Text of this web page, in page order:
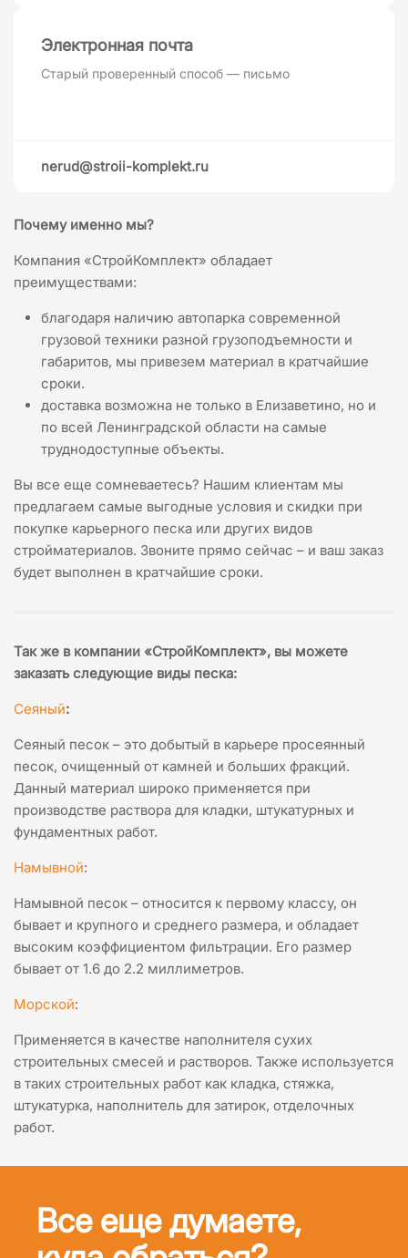
Электронная почта
Старый проверенный способ — письмо
nerud@stroii-komplekt.ru
Почему именно мы?
Компания «СтройКомплект» обладает
преимуществами:
благодаря наличию автопарка современной
грузовой техники разной грузоподъемности и
габаритов, мы привезем материал в кратчайшие
сроки.
доставка возможна не только в Елизаветино, но и
по всей Ленинградской области на самые
труднодоступные объекты.
Вы все еще сомневаетесь? Нашим клиентам мы
предлагаем самые выгодные условия и скидки при
покупке карьерного песка или других видов
стройматериалов. Звоните прямо сейчас – и ваш заказ
будет выполнен в кратчайшие сроки.
Так же в компании «СтройКомплект», вы можете
заказать следующие виды песка:
Сеяный:
Сеяный песок – это добытый в карьере просеянный
песок, очищенный от камней и больших фракций.
Данный материал широко применяется при
производстве раствора для кладки, штукатурных и
фундаментных работ.
Намывной:
Намывной песок – относится к первому классу, он
бывает и крупного и среднего размера, и обладает
высоким коэффициентом фильтрации. Его размер
бывает от 1.6 до 2.2 миллиметров.
Морской:
Применяется в качестве наполнителя сухих
строительных смесей и растворов. Также используется
в таких строительных работ как кладка, стяжка,
штукатурка, наполнитель для затирок, отделочных
работ.
Все еще думаете,